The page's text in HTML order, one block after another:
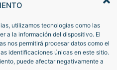
utilizamos tecnologías como las
a la información del dispositivo. El
nos permitirá procesar datos como el
identificaciones únicas en este sitio.
puede afectar negativamente a